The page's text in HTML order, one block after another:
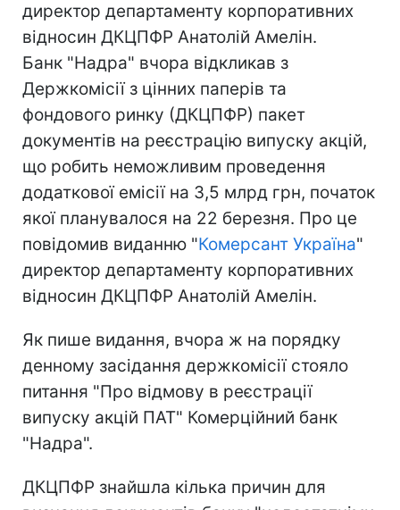
директор департаменту корпоративних
відносин ДКЦПФР Анатолій Амелін.
Банк "Надра" вчора відкликав з
Держкомісії з цінних паперів та
фондового ринку (ДКЦПФР) пакет
документів на реєстрацію випуску акцій,
що робить неможливим проведення
додаткової емісії на 3,5 млрд грн, початок
якої планувалося на 22 березня. Про це
повідомив виданню "Комерсант Україна"
директор департаменту корпоративних
відносин ДКЦПФР Анатолій Амелін.
Як пише видання, вчора ж на порядку
денному засідання держкомісії стояло
питання "Про відмову в реєстрації
випуску акцій ПАТ" Комерційний банк
"Надра".
ДКЦПФР знайшла кілька причин для